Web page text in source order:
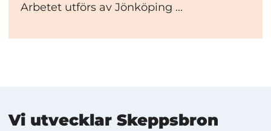
Arbetet utförs av Jönköping ...
Mer information
Vi utvecklar Skeppsbron